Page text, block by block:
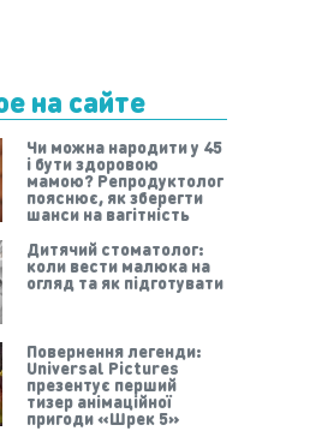
на сайте
Чи можна народити у 45
і бути здоровою
мамою? Репродуктолог
пояснює, як зберегти
шанси на вагітність
Дитячий стоматолог:
коли вести малюка на
огляд та як підготувати
Повернення легенди:
Universal Pictures
презентує перший
тизер анімаційної
пригоди «Шрек 5»